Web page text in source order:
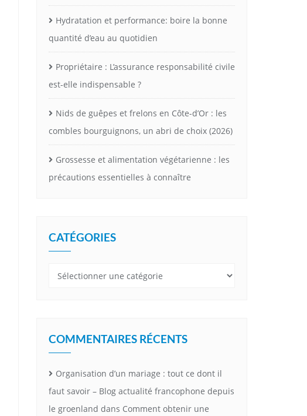
Hydratation et performance: boire la bonne
quantité d’eau au quotidien
Propriétaire : L’assurance responsabilité civile
est-elle indispensable ?
Nids de guêpes et frelons en Côte-d’Or : les
combles bourguignons, un abri de choix (2026)
Grossesse et alimentation végétarienne : les
précautions essentielles à connaître
CATÉGORIES
Catégories
COMMENTAIRES RÉCENTS
Organisation d’un mariage : tout ce dont il
faut savoir – Blog actualité francophone depuis
le groenland dans Comment obtenir une